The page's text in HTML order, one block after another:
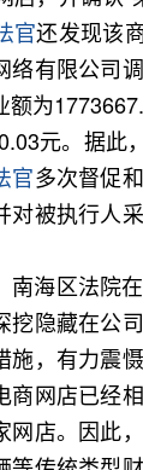
官还发现该
有限公司
为
元。据此
官多次督促
对被执行人
海区法院在
挖隐藏在公
施，有力震
商网店已经
店。因此